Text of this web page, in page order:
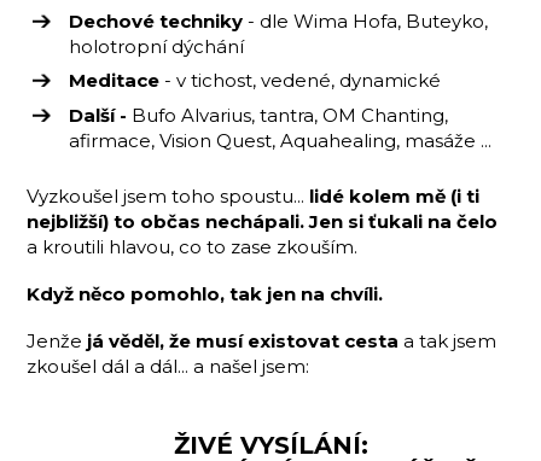
Dechové techniky - dle Wima Hofa, Buteyko,
holotropní dýchání
Meditace - v tichost, vedené, dynamické
Další - Bufo Alvarius, tantra, OM Chanting,
afirmace, Vision Quest, Aquahealing, masáže ...
Vyzkoušel jsem toho spoustu... lidé kolem mě (i ti
nejbližší) to občas nechápali. Jen si ťukali na čelo
a kroutili hlavou, co to zase zkouším.
Když něco pomohlo, tak jen na chvíli.
Jenže já věděl, že musí existovat cesta a tak jsem
zkoušel dál a dál... a našel jsem:
ŽIVÉ VYSÍLÁNÍ: